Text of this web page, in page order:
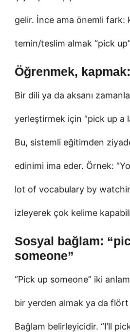
gelir. İnce ama önemli fark:
temin/teslim almak “pick
Öğrenmek,
Bir dili ya da aksanı zamanla
yerleştirmek için “pick up a
Bu, sistemli eğitimden
edinimi ima eder. Örnek:
lot of vocabulary by
izleyerek çok kelime
Sosyal bağlam:
someone”
“Pick up someone” iki
bir yerden almak ya da
Bağlam belirleyicidir. “I’ll